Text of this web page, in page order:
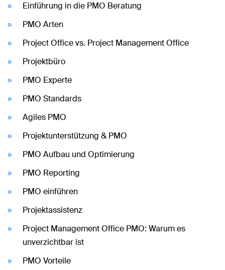
Einführung in die PMO Beratung
PMO Arten
Project Office vs. Project Management Office
Projektbüro
PMO Experte
PMO Standards
Agiles PMO
Projektunterstützung & PMO
PMO Aufbau und Optimierung
PMO Reporting
PMO einführen
Projektassistenz
Project Management Office PMO: Warum es
unverzichtbar ist
PMO Vorteile